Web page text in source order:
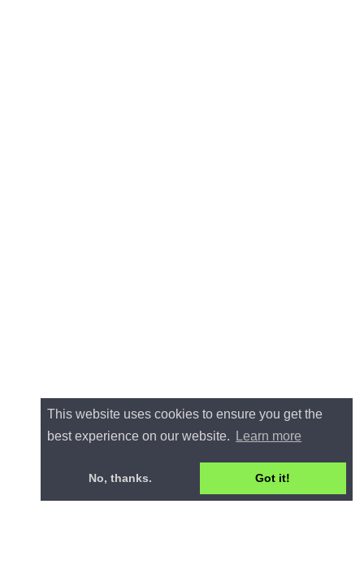
This website uses cookies to ensure you get the
best experience on our website.
Learn more
No, thanks. Got it!